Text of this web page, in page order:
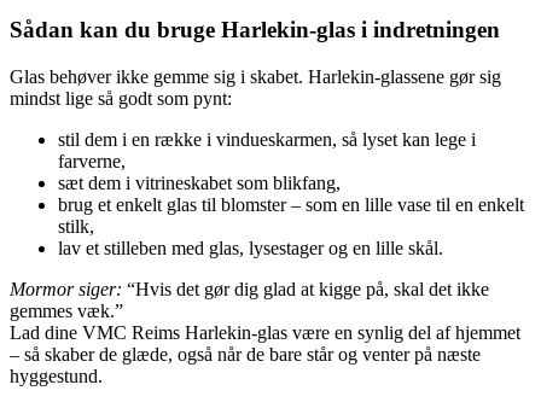
Sådan kan du bruge Harlekin-glas i indretningen
Glas behøver ikke gemme sig i skabet. Harlekin-glassene gør sig
mindst lige så godt som pynt:
stil dem i en række i vindueskarmen, så lyset kan lege i
farverne,
sæt dem i vitrineskabet som blikfang,
brug et enkelt glas til blomster – som en lille vase til en enkelt
stilk,
lav et stilleben med glas, lysestager og en lille skål.
Mormor siger: “Hvis det gør dig glad at kigge på, skal det ikke
gemmes væk.”
Lad dine VMC Reims Harlekin-glas være en synlig del af hjemmet
– så skaber de glæde, også når de bare står og venter på næste
hyggestund.